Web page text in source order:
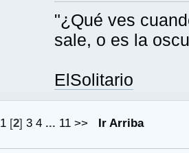
"¿Qué ves
sale, o es la
ElSolitario
1 [2]3 4 ... 11 >> Ir Arriba